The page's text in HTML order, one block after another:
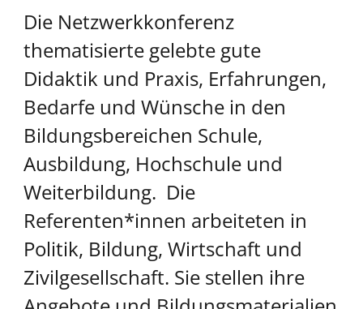
Die Netzwerkkonferenz
thematisierte gelebte gute
Didaktik und Praxis, Erfahrungen,
Bedarfe und Wünsche in den
Bildungsbereichen Schule,
Ausbildung, Hochschule und
Weiterbildung. Die
Referenten*innen arbeiteten in
Politik, Bildung, Wirtschaft und
Zivilgesellschaft. Sie stellen ihre